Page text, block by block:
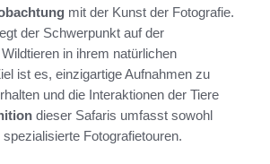
mit der Kunst der Fotografie.
der Schwerpunkt auf der
in ihrem natürlichen
ist es, einzigartige Aufnahmen zu
und die Interaktionen der Tiere
dieser Safaris umfasst sowohl
Fotografietouren.